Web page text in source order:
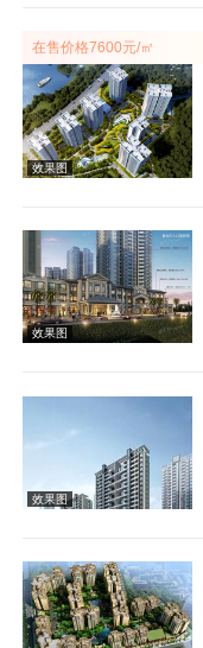
效果图
效果图
在售价格7600元/㎡